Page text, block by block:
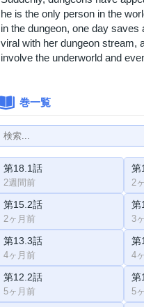
he is the only person in the
in the dungeon, one day
viral with her dungeon stream,
involve the underworld and
巻一覧
第18.1話
2週間前
第
2
第15.2話
2ヶ月前
第
3
第13.3話
4ヶ月前
第
4
第12.2話
5ヶ月前
第
5